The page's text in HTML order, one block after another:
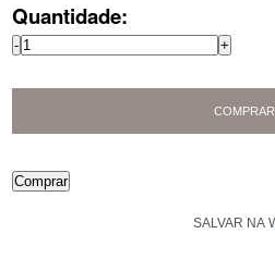
Quantidade:
- +
COMPRAR
Comprar